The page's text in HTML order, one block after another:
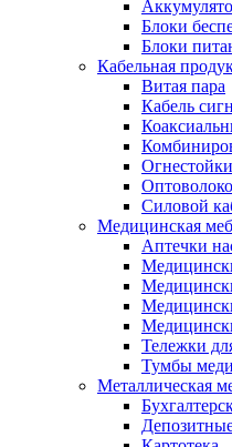
Блоки
Блоки
Кабельная
Витая пара
Кабель
Силовой
Медицинская
Аптечки
Тележки
Тумбы
Металлическая